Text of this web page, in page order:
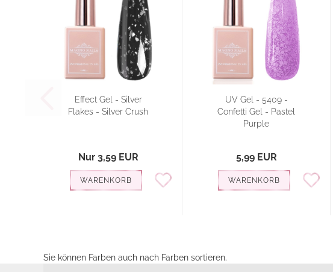
Effect Gel - Silver
Flakes - Silver Crush
Nur 3,59 EUR
WARENKORB
UV Gel - 5409 -
Confetti Gel - Pastel
Purple
5,99 EUR
WARENKORB
Sie können Farben auch nach Farben sortieren.